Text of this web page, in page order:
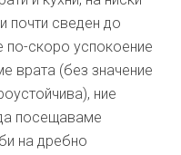
почти сведен до
по-скоро успокоение
врата (без значение
ние
посещаваме
на дребно